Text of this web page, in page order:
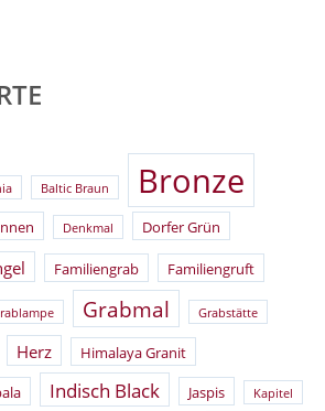
Baltic Braun Bronze
Denkmal Dorfer Grün
Familiengrab Familiengruft
Grabmal Grabstätte
Herz Himalaya Granit
Indisch Black Jaspis Kapitel